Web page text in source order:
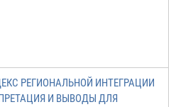
РЕГИОНАЛЬНОЙ ИНТЕГРАЦИИ
И ВЫВОДЫ ДЛЯ